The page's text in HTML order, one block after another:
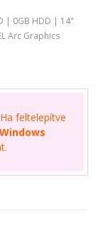
| 0GB HDD | 14"
Arc Graphics
feltelepítve